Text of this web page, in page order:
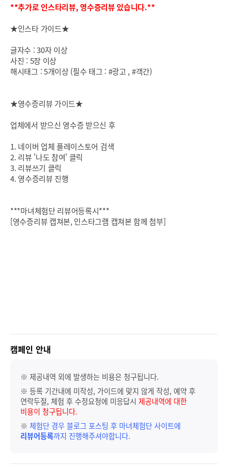
**추가로인스타리뷰, 영수증리뷰 있습니다.**
★인스타 가이드★
글자수 : 30자 이상
사진 : 5장 이상
해시태그 : 5개이상 (필수 태그 : #광고 , #객간)
★영수증리뷰 가이드★
업체에서 받으신 영수증 받으신 후
1. 네이버 업체 플레이스토어 검색
2. 리뷰 '나도 참여' 클릭
3. 리뷰쓰기 클릭
4. 영수증리뷰 진행
***마녀체험단 리뷰어등록시***
[영수증리뷰 캡쳐본, 인스타그램 캡쳐본 함께 첨부]
캠페인 안내
※ 제공내역 외에 발생하는 비용은 청구됩니다.
※ 등록 기간내에 미작성, 가이드에 맞지 않게 작성, 예약 후
연락두절, 체험 후 수정요청에 미응답시 제공내역에 대한
비용이 청구됩니다.
※ 체험단 경우 블로그 포스팅 후 마녀체험단 사이트에
리뷰어등록까지 진행해주셔야합니다.